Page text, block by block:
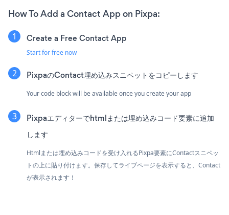
How To Add a Contact App on Pixpa:
Create a Free Contact App
Start for free now
PixpaのContact埋め込みスニペットをコピーします
Your code block will be available once you create your app
Pixpaエディターでhtmlまたは埋め込みコード要素に追加
します
Htmlまたは埋め込みコードを受け入れるPixpa要素にContactスニペッ
トの上に貼り付けます。保存してライブページを表示すると、Contact
が表示されます！